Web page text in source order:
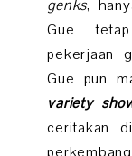
genks,
Gue
pekerjaan
Gue pun
variety
ceritakan